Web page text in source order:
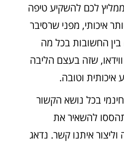
לכם להשקיע טיפה
איכותי, מפני שרסיבר
החשובות בכל מה
שזה בעצם הליבה
וטובה.
בכל נושא הקשור
להשאיר את
איתנו קשר. נדאג